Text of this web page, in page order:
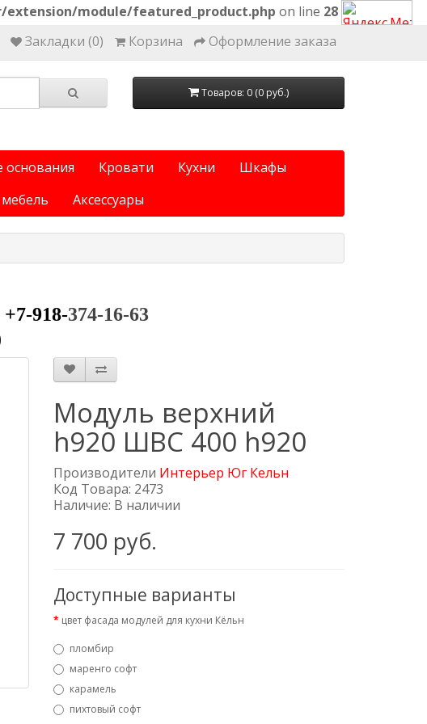
module/featured_product.php on line 28
Закладки (0) Корзина Оформление заказа
Товаров: 0 (0 руб.)
основания Кровати Кухни
Шкафы
Аксессуары
918-374-16-63
Модуль верхний
h920 ШВС 400 h920
Производители Интерьер Юг Кельн
Код Товара: 2473
Наличие: В наличии
7 700 руб.
Доступные варианты
цвет фасада модулей для кухни Кёльн
пломбир
маренго софт
карамель
пихтовый софт